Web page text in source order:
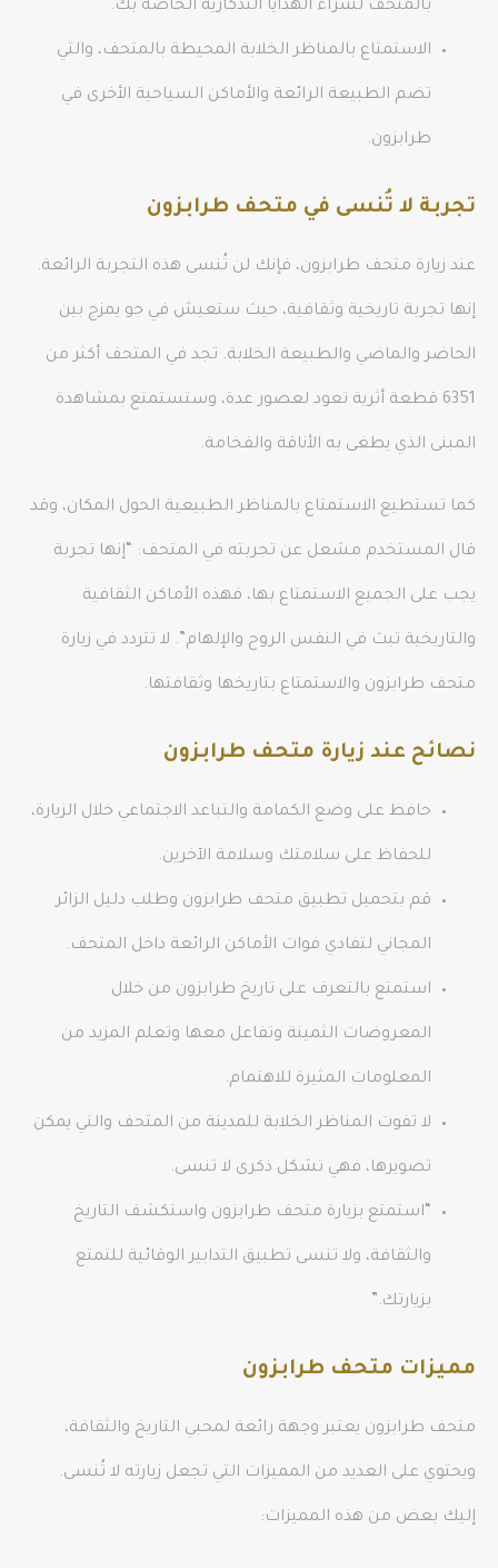
بالمتحف لشراء الهدايا التذكارية الخاصة بك.
الاستمتاع بالمناظر الخلابة المحيطة بالمتحف، والتي
تضم الطبيعة الرائعة والأماكن السياحية الأخرى في
طرابزون.
تجربة لا تُنسى في متحف طرابزون
عند زيارة متحف طرابزون، فإنك لن تُنسى هذه التجربة الرائعة.
إنها تجربة تاريخية وثقافية، حيث ستعيش في جو يمزج بين
الحاضر والماضي والطبيعة الخلابة. تجد في المتحف أكثر من
6351 قطعة أثرية تعود لعصور عدة، وستستمتع بمشاهدة
المبنى الذي يطغى به الأناقة والفخامة.
كما تستطيع الاستمتاع بالمناظر الطبيعية الحول المكان، وقد
قال المستخدم مشعل عن تجربته في المتحف: “إنها تجربة
يجب على الجميع الاستمتاع بها، فهذه الأماكن الثقافية
والتاريخية تبث في النفس الروح والإلهام”. لا تتردد في زيارة
متحف طرابزون والاستمتاع بتاريخها وثقافتها.
نصائح عند زيارة متحف طرابزون
حافظ على وضع الكمامة والتباعد الاجتماعي خلال الزيارة،
للحفاظ على سلامتك وسلامة الآخرين.
قم بتحميل تطبيق متحف طرابزون وطلب دليل الزائر
المجاني لتفادي فوات الأماكن الرائعة داخل المتحف.
استمتع بالتعرف على تاريخ طرابزون من خلال
المعروضات الثمينة وتفاعل معها وتعلم المزيد من
المعلومات المثيرة للاهتمام.
لا تفوت المناظر الخلابة للمدينة من المتحف والتي يمكن
تصويرها، فهي تشكل ذكرى لا تنسى.
“استمتع بزيارة متحف طرابزون واستكشف التاريخ
والثقافة، ولا تنسى تطبيق التدابير الوقائية للتمتع
بزيارتك.”
مميزات متحف طرابزون
متحف طرابزون يعتبر وجهة رائعة لمحبي التاريخ والثقافة،
ويحتوي على العديد من المميزات التي تجعل زيارته لا تُنسى.
إليك بعض من هذه المميزات: